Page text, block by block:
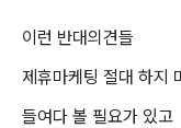
이런 반대의견들
제휴마케팅 절대 하지
들여다 볼 필요가 있고